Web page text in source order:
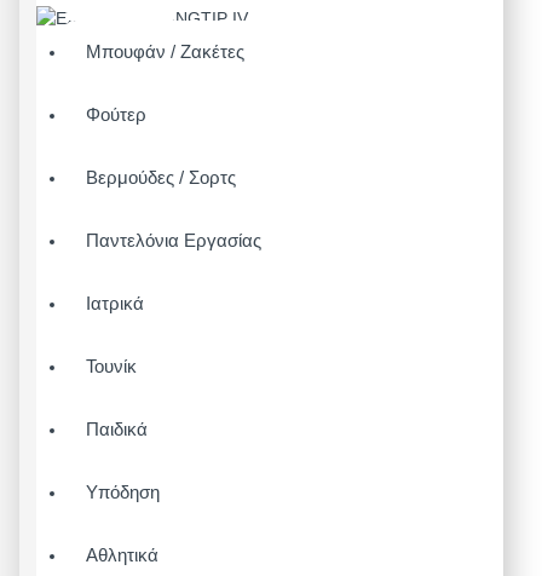
Μπουφάν / Ζακέτες
Φούτερ
Βερμούδες / Σορτς
Παντελόνια Εργασίας
Ιατρικά
Τουνίκ
Παιδικά
Υπόδηση
Αθλητικά